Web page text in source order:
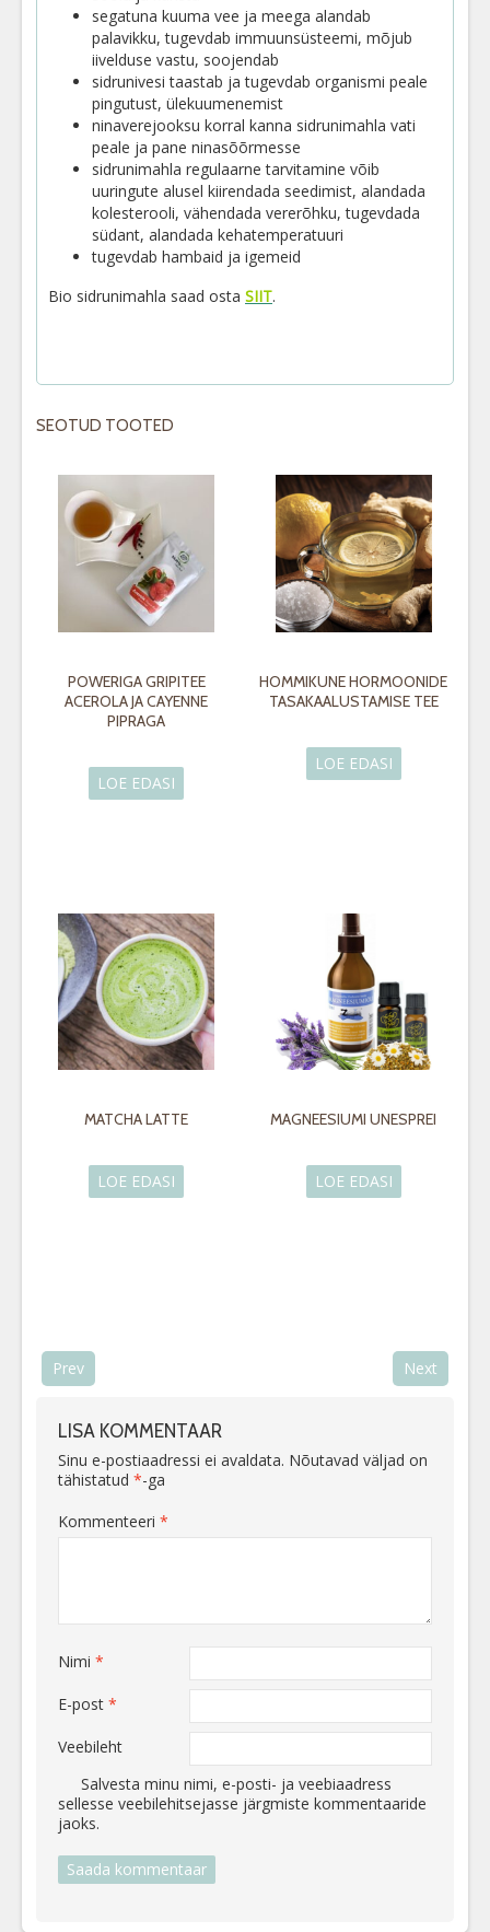
segatuna kuuma vee ja meega alandab
palavikku, tugevdab immuunsüsteemi, mõjub
iivelduse vastu, soojendab
sidrunivesi taastab ja tugevdab organismi peale
pingutust, ülekuumenemist
ninaverejooksu korral kanna sidrunimahla vati
peale ja pane ninasõõrmesse
sidrunimahla regulaarne tarvitamine võib
uuringute alusel kiirendada seedimist, alandada
kolesterooli, vähendada vererõhku, tugevdada
südant, alandada kehatemperatuuri
tugevdab hambaid ja igemeid
Bio sidrunimahla saad osta SIIT.
SEOTUD TOOTED
POWERIGA GRIPITEE
ACEROLA JA CAYENNE
PIPRAGA
LOE EDASI
HOMMIKUNE HORMOONIDE
TASAKAALUSTAMISE TEE
LOE EDASI
MATCHA LATTE
LOE EDASI
MAGNEESIUMI UNESPREI
LOE EDASI
Prev Next
LISA KOMMENTAAR
Sinu e-postiaadressi ei avaldata. Nõutavad väljad on
tähistatud *-ga
Kommenteeri *
Nimi *
E-post *
Veebileht
Salvesta minu nimi, e-posti- ja veebiaadress
sellesse veebilehitsejasse järgmiste kommentaaride
jaoks.